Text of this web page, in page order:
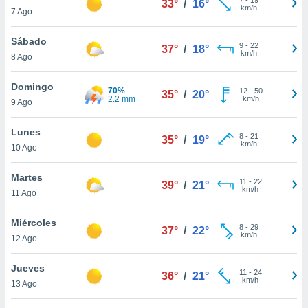
más
nuestra
y
de
disponible
cookies
aceptar
7 Ago
33° / 16°
km/h
Sábado
8 Ago
37° / 18° 9- 22
km/h
Domingo
9 Ago
70%
2.2 mm
35° / 20° 12- 50
km/h
Lunes
10 Ago
35° / 19° 8- 21
km/h
Martes
11 Ago
39° / 21° 11 - 22
km/h
Miércoles
12 Ago
37° / 22° 8- 29
km/h
Jueves
13 Ago
36° / 21° 11 - 24
km/h